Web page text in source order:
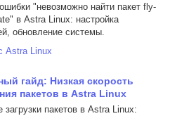
"невозможно найти пакет fly-
в Astra Linux: настройка
обновление системы.
Astra Linux
гайд: Низкая скорость
пакетов в Astra Linux
загрузки пакетов в Astra Linux: